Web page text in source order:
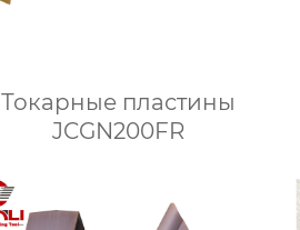
Токарные пластины
JCGN200FR